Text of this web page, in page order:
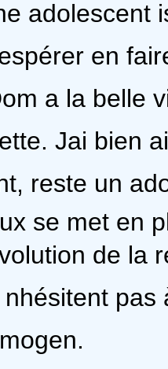
adolescent
en
a la belle
Jai bien
reste un
se met en
de